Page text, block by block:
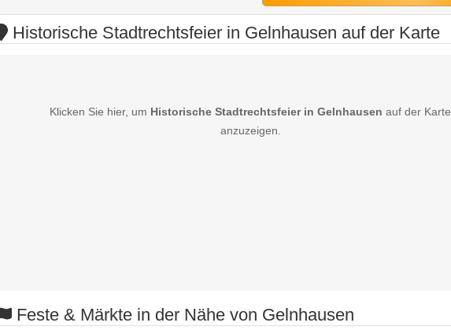
Historische Stadtrechtsfeier in Gelnhausen auf der Karte
Klicken Sie hier, um Historische Stadtrechtsfeier in Gelnhausen auf der Karte
anzuzeigen.
Feste & Märkte in der Nähe von Gelnhausen